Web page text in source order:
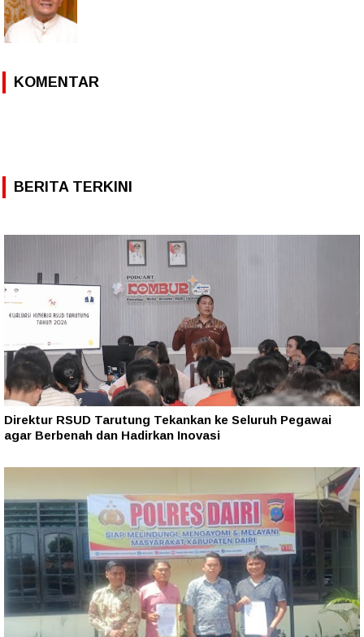
KOMENTAR
BERITA TERKINI
Direktur RSUD Tarutung Tekankan ke Seluruh Pegawai
agar Berbenah dan Hadirkan Inovasi